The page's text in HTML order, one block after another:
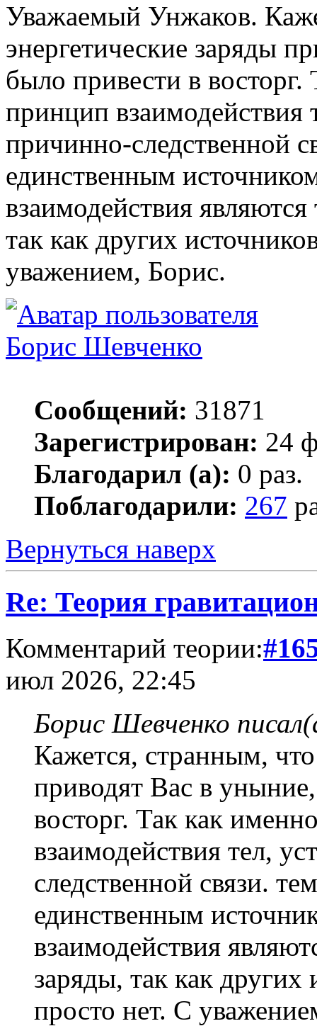
Уважаемый Унжаков.
энергетические заряды
было привести в
принцип взаимодействия
причинно-следственной
единственным
взаимодействия
так как других
уважением, Борис.
Борис Шевченко
Сообщений: 31871
Зарегистрирован: 24
Благодарил (а): 0 раз.
Поблагодарили: 267
Вернуться наверх
Re: Теория
Комментарий теории:
июл 2026, 22:45
Борис Шевченко
Кажется, странным,
приводят Вас в
восторг. Так как
взаимодействия тел,
следственной связи.
единственным
взаимодействия
заряды, так как других
просто нет. С